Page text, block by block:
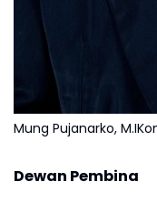
Mung Pujanarko,
Dewan Pembina